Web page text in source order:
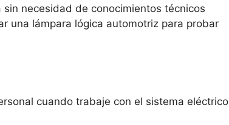
necesidad de conocimientos técnicos
una lámpara lógica automotriz para probar
cuando trabaje con el sistema eléctrico